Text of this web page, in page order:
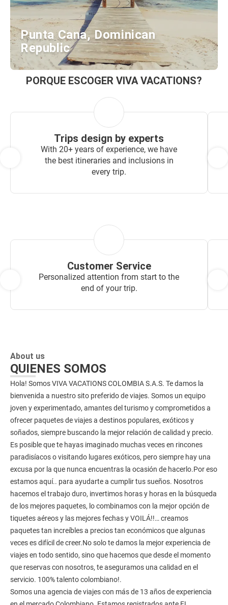
Punta Cana, Dominican
Republic
PORQUE ESCOGER VIVA VACATIONS?
Trips design by experts
With 20+ years of experience, we have
the best itineraries and inclusions in
every trip.
Customer Service
Personalized attention from start to the
end of your trip.
About us
QUIENES SOMOS
Hola! Somos VIVA VACATIONS COLOMBIA S.A.S. Te damos la
bienvenida a nuestro sito preferido de viajes. Somos un equipo
joven y experimentado, amantes del turismo y comprometidos a
ofrecer paquetes de viajes a destinos populares, exóticos y
soñados, siempre buscando la mejor relación de calidad y precio.
Es posible que te hayas imaginado muchas veces en rincones
paradisíacos o visitando lugares exóticos, pero siempre hay una
excusa por la que nunca encuentras la ocasión de hacerlo.Por eso
estamos aquí.. para ayudarte a cumplir tus sueños. Nosotros
hacemos el trabajo duro, invertimos horas y horas en la búsqueda
de los mejores paquetes, lo combinamos con la mejor opción de
tiquetes aéreos y las mejores fechas y VOILÁ!!… creamos
paquetes tan increíbles a precios tan económicos que algunas
veces es difícil de creer.No solo te damos la mejor experiencia de
viajes en todo sentido, sino que hacemos que desde el momento
que reservas con nosotros, te aseguramos una calidad en el
servicio. 100% talento colombiano!.
Somos una agencia de viajes con más de 13 años de experiencia